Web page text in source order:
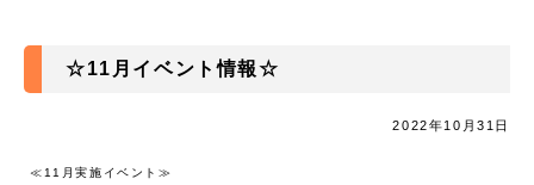
☆11月イベント情報☆
2022年10月31日
≪11月実施イベント≫